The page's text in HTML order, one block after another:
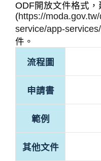
ODF開放文件格式
(https://
service/app-
件。
流程圖
申請書
範例
其他文件